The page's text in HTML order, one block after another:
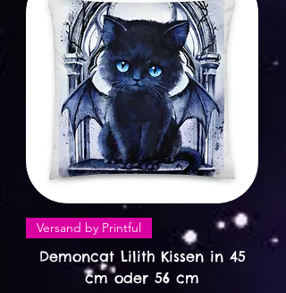
Versand by Printful
Demoncat Lilith Kissen in 45
cm oder 56 cm